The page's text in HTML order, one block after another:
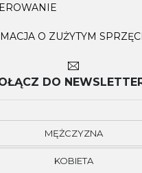
O ZUŻYTYM
DO
MĘŻCZYZNA
KOBIETA